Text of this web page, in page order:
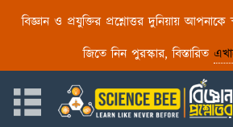
বিজ্ঞান ও প্রযুক্তির প্রশ্নোত্তর দুনিয়ায় আপনাকে
জিতে নিন পুরস্কার, বিস্তারিত